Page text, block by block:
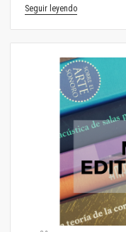
Seguir leyendo